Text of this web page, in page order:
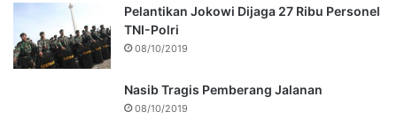
Pelantikan Jokowi Dijaga 27 Ribu Personel
TNI-Polri
08/10/2019
Nasib Tragis Pemberang Jalanan
08/10/2019